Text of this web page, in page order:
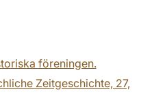
föreningen.
Zeitgeschichte, 27,